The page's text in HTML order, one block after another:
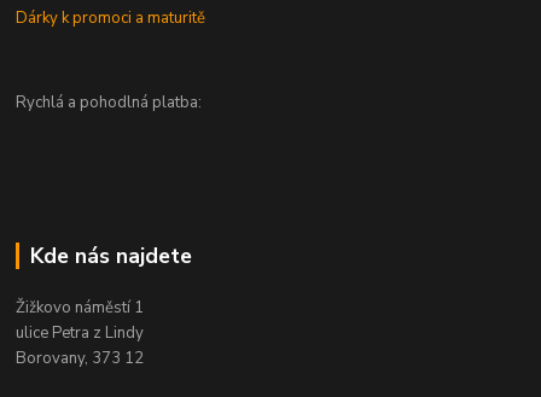
Dárky k promoci a maturitě
Rychlá a pohodlná platba:
Kde nás najdete
Žižkovo náměstí 1
ulice Petra z Lindy
Borovany, 373 12